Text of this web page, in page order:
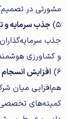
مشورتی در
5) جذب سرمایه و
جذب
و کشاورزی
6) افزایش
هم‌افزایی میان
کمیته‌های تخصصی